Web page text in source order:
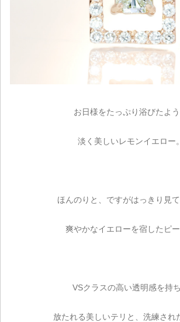
お日様をたっぷり浴びたよ
淡く美しいレモンイエロー。
ほんのりと、ですがはっきり見
爽やかなイエローを宿したピー
VSクラスの高い透明感を持ち
放たれる美しいテリと、洗練され